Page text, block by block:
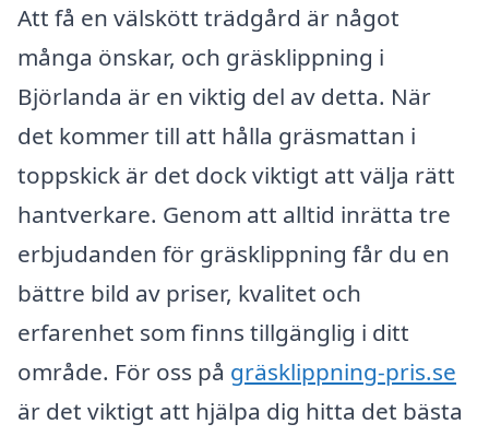
Att få en välskött trädgård är något
många önskar, och gräsklippning i
Björlanda är en viktig del av detta. När
det kommer till att hålla gräsmattan i
toppskick är det dock viktigt att välja rätt
hantverkare. Genom att alltid inrätta tre
erbjudanden för gräsklippning får du en
bättre bild av priser, kvalitet och
erfarenhet som finns tillgänglig i ditt
område. För oss på gräsklippning-pris.se
är det viktigt att hjälpa dig hitta det bästa